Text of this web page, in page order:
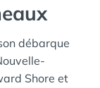
débarque
Shore et